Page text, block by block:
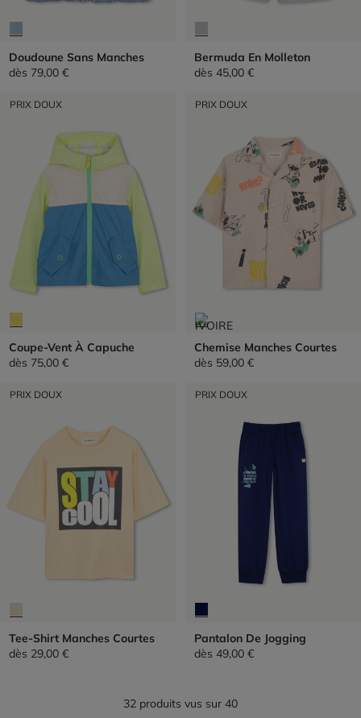
Doudoune Sans Manches
dès 79,00 €
Bermuda En Molleton
dès 45,00 €
PRIX DOUX
Coupe-Vent À Capuche
dès 75,00 €
PRIX DOUX
Chemise Manches Courtes
dès 59,00 €
PRIX DOUX
Tee-Shirt Manches Courtes
dès 29,00 €
PRIX DOUX
Pantalon De Jogging
dès 49,00 €
32 produits vus sur 40